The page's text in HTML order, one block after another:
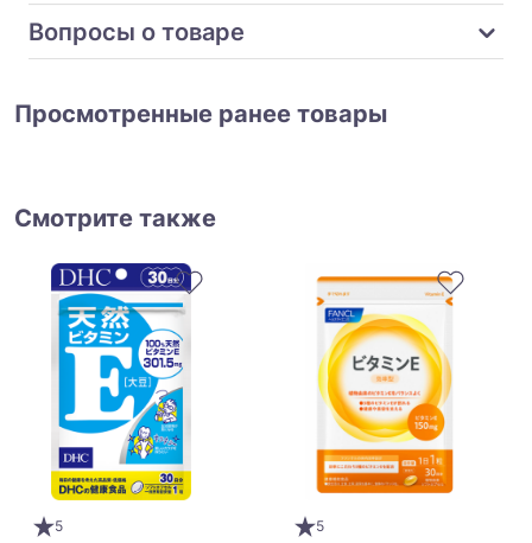
Вопросы о товаре
Просмотренные ранее товары
Смотрите также
5
5